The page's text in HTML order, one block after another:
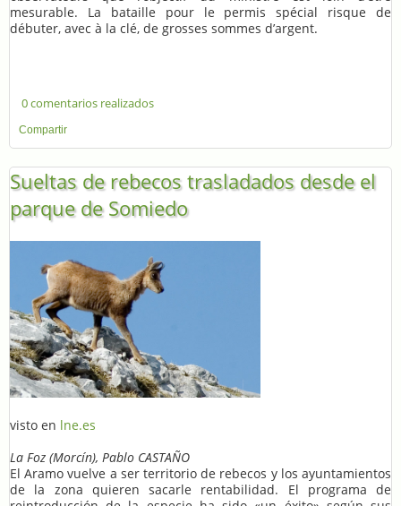
mesurable. La bataille pour le permis spécial risque de
débuter, avec à la clé, de grosses sommes d’argent.
0 comentarios realizados
Compartir
Sueltas de rebecos trasladados desde el
parque de Somiedo
visto en lne.es
La Foz (Morcín), Pablo CASTAÑO
El Aramo vuelve a ser territorio de rebecos y los ayuntamientos
de la zona quieren sacarle rentabilidad. El programa de